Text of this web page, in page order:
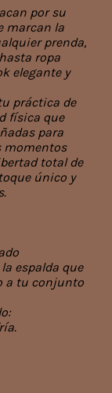
por su
marcan la
prenda,
ropa
elegante y
práctica de
física que
para
momentos
total de
único y
espalda que
a tu conjunto